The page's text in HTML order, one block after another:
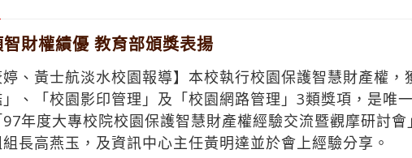
財權績優 教育部頒獎表揚
婷、黃士航淡水校園報導】本校執行校園保護智慧財產權
、「校園影印管理」及「校園網路管理」3類獎項，是唯
年度大專校院校園保護智慧財產權經驗交流暨觀摩研討
長高燕玉，及資訊中心主任黃明達並於會上經驗分享。